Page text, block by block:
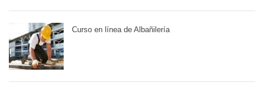
Curso en línea de Albañilería